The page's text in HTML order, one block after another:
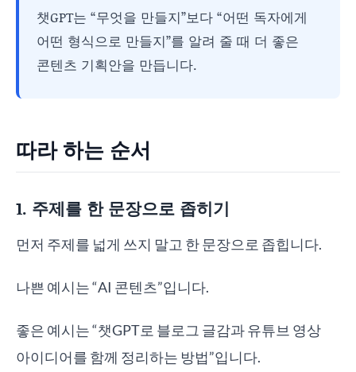
챗GPT는 “무엇을 만들지”보다 “어떤 독자에게
어떤 형식으로 만들지”를 알려 줄 때 더 좋은
콘텐츠 기획안을 만듭니다.
따라 하는 순서
1. 주제를 한 문장으로 좁히기
먼저 주제를 넓게 쓰지 말고 한 문장으로 좁힙니다.
나쁜 예시는 “AI 콘텐츠”입니다.
좋은 예시는 “챗GPT로 블로그 글감과 유튜브 영상
아이디어를 함께 정리하는 방법”입니다.